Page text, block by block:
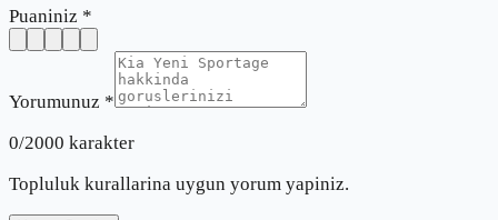
Puaniniz *
Yorumunuz *
0/2000 karakter
Topluluk kurallarina uygun yorum yapiniz.